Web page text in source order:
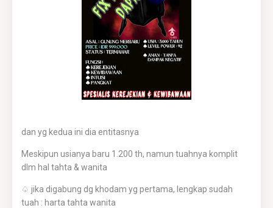
dan yg kedua ini dia entitasnya
Meskipun usianya baru 1.200 th, namun tuahnya komplit
dlm hal tahta & wanita
♤ jika digabung dg khodam yg pertama, lengkap sudah
tuah : harta tahta wanita